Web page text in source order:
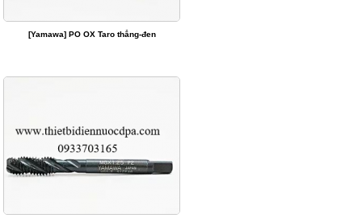
[Yamawa] PO OX Taro thẳng-đen